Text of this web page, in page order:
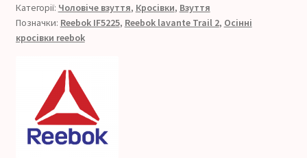
IF5225)
кількість
Категорії: Чоловіче взуття, Кросівки, Взуття
Позначки: Reebok IF5225, Reebok lavante Trail 2, Осінні
кросівки reebok